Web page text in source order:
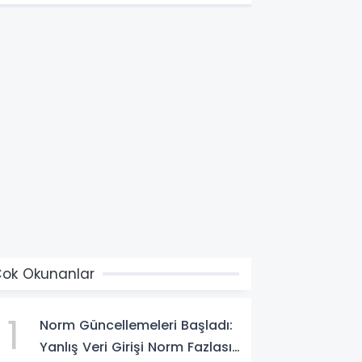
Okunanlar
1
Norm Güncellemeleri Başladı:
Yanlış Veri Girişi Norm Fazlası